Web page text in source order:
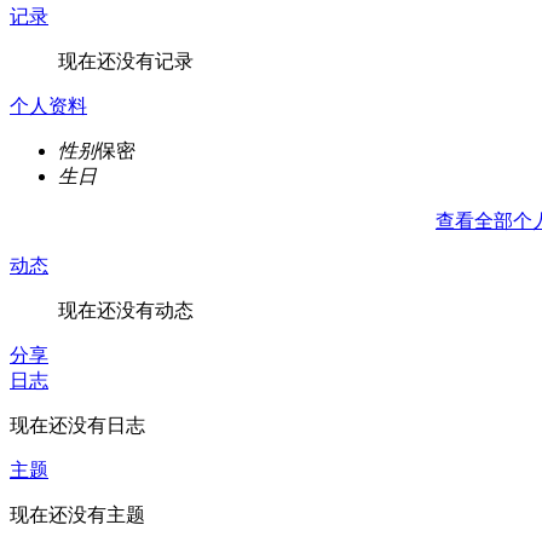
记录
现在还没有记录
个人资料
性别保密
生日
查看全部个
动态
现在还没有动态
分享
日志
现在还没有日志
主题
现在还没有主题